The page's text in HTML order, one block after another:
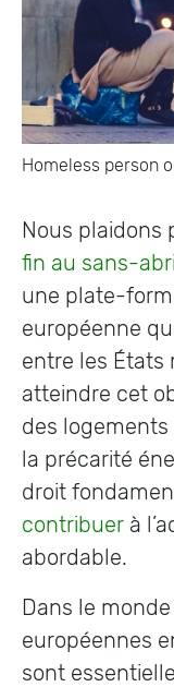
Homeless person
Nous plaidons
fin au sans-
une plate-
européenne
entre les États
atteindre cet
des logements
la précarité
droit
contribuer à
abordable.
Dans le
européennes
sont